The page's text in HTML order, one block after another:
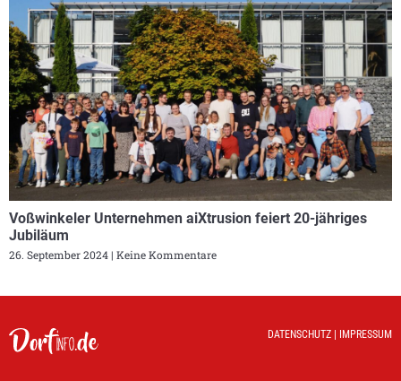
Voßwinkeler Unternehmen aiXtrusion feiert 20-jähriges
Jubiläum
26. September 2024 Keine Kommentare
DATENSCHUTZ | IMPRESSUM